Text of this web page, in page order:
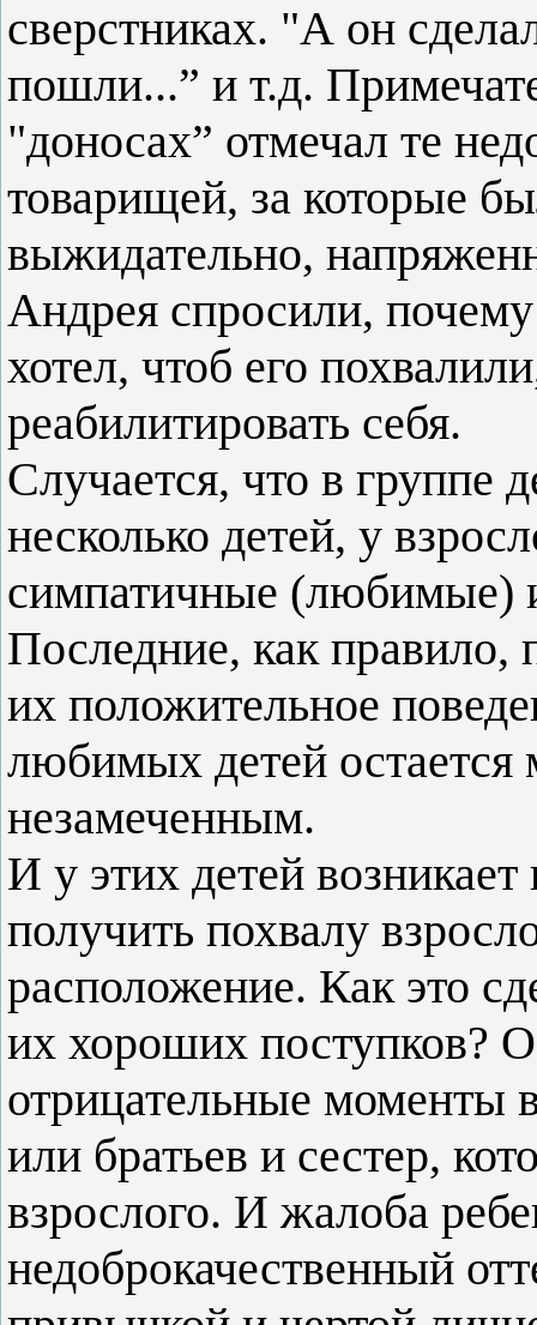
сверстниках. "А он
пошли...” и т.д.
"доносах” отмечал те
товарищей, за которые
выжидательно,
Андрея спросили,
хотел, чтоб его
реабилитировать себя.
Случается, что в группе
несколько детей, у
симпатичные (любимые)
Последние, как правило,
их положительное
любимых детей
незамеченным.
И у этих детей
получить похвалу
расположение. Как это
их хороших поступков?
отрицательные моменты
или братьев и сестер,
взрослого. И жалоба
недоброкачественный